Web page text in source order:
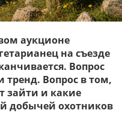
аукционе
на съезде
Вопрос
тренд. Вопрос в том,
зайти и какие
добычей охотников